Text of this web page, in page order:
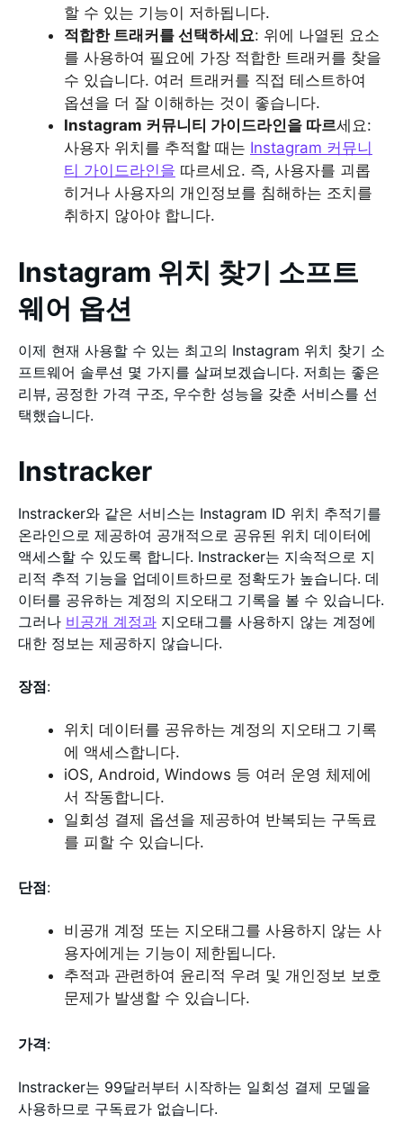
할 수 있는 기능이 저하됩니다.
적합한 트래커를 선택하세요: 위에 나열된 요소
를 사용하여 필요에 가장 적합한 트래커를 찾을
수 있습니다. 여러 트래커를 직접 테스트하여
옵션을 더 잘 이해하는 것이 좋습니다.
Instagram 커뮤니티 가이드라인을 따르세요:
사용자 위치를 추적할 때는 Instagram 커뮤니
티 가이드라인을 따르세요. 즉, 사용자를 괴롭
히거나 사용자의 개인정보를 침해하는 조치를
취하지 않아야 합니다.
Instagram 위치 찾기 소프트
웨어 옵션
이제 현재 사용할 수 있는 최고의 Instagram 위치 찾기 소
프트웨어 솔루션 몇 가지를 살펴보겠습니다. 저희는 좋은
리뷰, 공정한 가격 구조, 우수한 성능을 갖춘 서비스를 선
택했습니다.
Instracker
Instracker와 같은 서비스는 Instagram ID 위치 추적기를
온라인으로 제공하여 공개적으로 공유된 위치 데이터에
액세스할 수 있도록 합니다. Instracker는 지속적으로 지
리적 추적 기능을 업데이트하므로 정확도가 높습니다. 데
이터를 공유하는 계정의 지오태그 기록을 볼 수 있습니다.
그러나 비공개 계정과 지오태그를 사용하지 않는 계정에
대한 정보는 제공하지 않습니다.
장점:
위치 데이터를 공유하는 계정의 지오태그 기록
에 액세스합니다.
iOS, Android, Windows 등 여러 운영 체제에
서 작동합니다.
일회성 결제 옵션을 제공하여 반복되는 구독료
를 피할 수 있습니다.
단점:
비공개 계정 또는 지오태그를 사용하지 않는 사
용자에게는 기능이 제한됩니다.
추적과 관련하여 윤리적 우려 및 개인정보 보호
문제가 발생할 수 있습니다.
가격:
Instracker는 99달러부터 시작하는 일회성 결제 모델을
사용하므로 구독료가 없습니다.